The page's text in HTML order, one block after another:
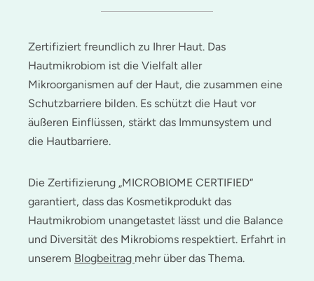
Zertifiziert freundlich zu Ihrer Haut. Das
Hautmikrobiom ist die Vielfalt aller
Mikroorganismen auf der Haut, die zusammen eine
Schutzbarriere bilden. Es schützt die Haut vor
äußeren Einflüssen, stärkt das Immunsystem und
die Hautbarriere.
Die Zertifizierung „MICROBIOME CERTIFIED“
garantiert, dass das Kosmetikprodukt das
Hautmikrobiom unangetastet lässt und die Balance
und Diversität des Mikrobioms respektiert. Erfahrt in
unserem Blogbeitrag mehr über das Thema.